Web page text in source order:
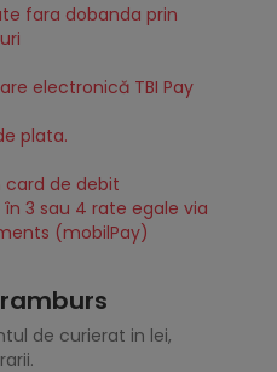
fara dobanda prin
electronică TBI Pay
plata.
card de debit
3 sau 4 rate egale via
(mobilPay)
de curierat in lei,